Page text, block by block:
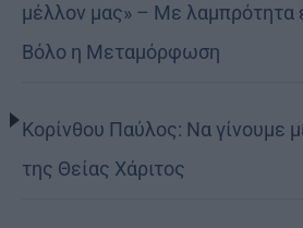
μέλλον μας» – Με λαμπρότητα
Βόλο η Μεταμόρφωση
Κορίνθου Παύλος: Να γίνουμε
της Θείας Χάριτος